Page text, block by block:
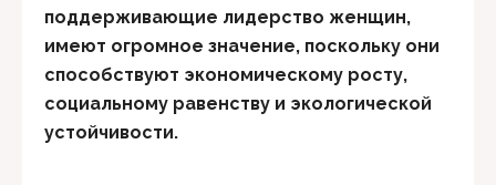
поддерживающие лидерство женщин,
имеют огромное значение, поскольку они
способствуют экономическому росту,
социальному равенству и экологической
устойчивости.